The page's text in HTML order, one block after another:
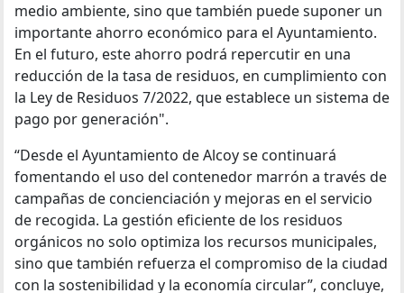
medio ambiente, sino que también puede suponer un
importante ahorro económico para el Ayuntamiento.
En el futuro, este ahorro podrá repercutir en una
reducción de la tasa de residuos, en cumplimiento con
la Ley de Residuos 7/2022, que establece un sistema de
pago por generación".
“Desde el Ayuntamiento de Alcoy se continuará
fomentando el uso del contenedor marrón a través de
campañas de concienciación y mejoras en el servicio
de recogida. La gestión eficiente de los residuos
orgánicos no solo optimiza los recursos municipales,
sino que también refuerza el compromiso de la ciudad
con la sostenibilidad y la economía circular”, concluye,